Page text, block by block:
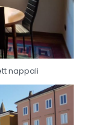
nappali